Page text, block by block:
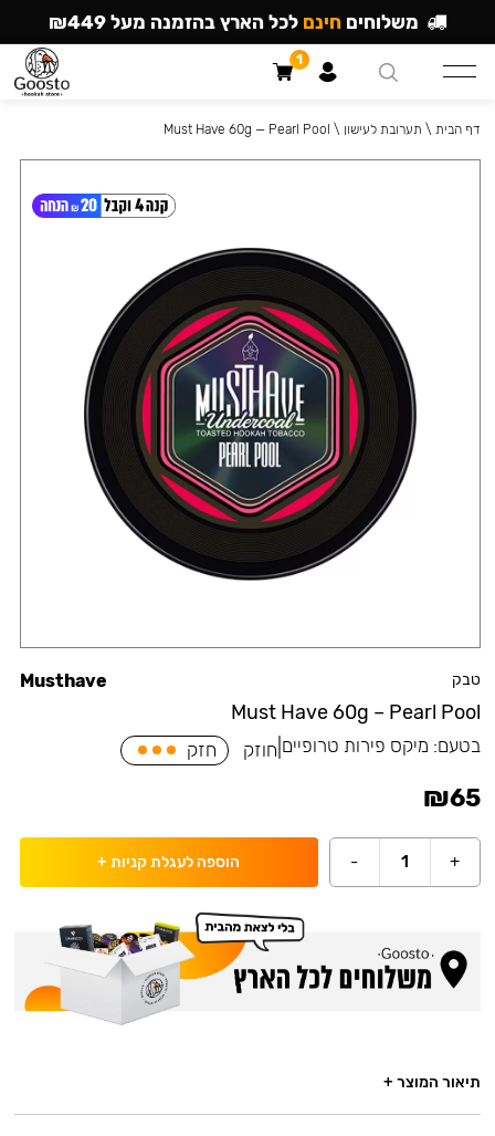
טבק
Must Have 60g – Pearl Pool
Musthave
בטעם: מיקס פירות טרופיים חוזק חזק
₪65
+
1
- הוספה לעגלת קניות +
דף הבית \ תערובת לעישון \
Must Have 60g — Pearl Pool
תיאור המוצר +
משלוחים חינם לכל הארץ בהזמנה מעל ₪449
1